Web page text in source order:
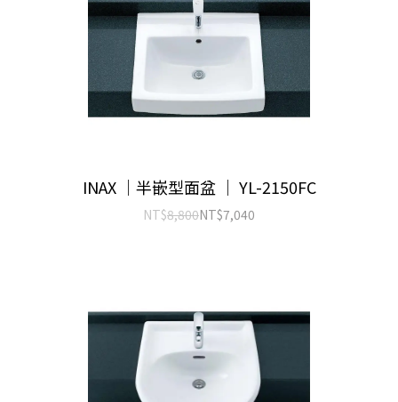
INAX ｜半嵌型面盆 ｜ YL-2150FC
NT$8,800NT$7,040